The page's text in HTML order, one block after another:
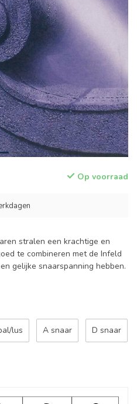
Op voorraad
stralen een krachtige en
te combineren met de Infeld
gelijke snaarspanning hebben.
lus A snaar D snaar